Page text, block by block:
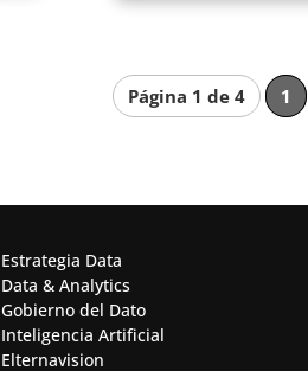
Página 1 de 4 1
Estrategia Data
Data & Analytics​
Gobierno del Dato
Inteligencia Artificial​
Elternavision